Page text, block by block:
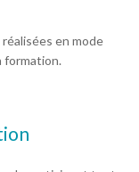
en mode
formation.